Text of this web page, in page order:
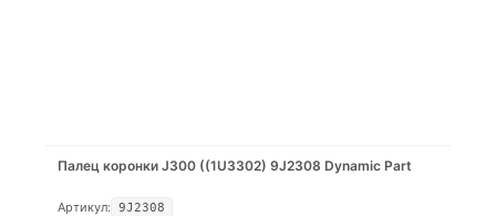
Палец коронки J300 ((1U3302) 9J2308 Dynamic Part
Артикул: 9J2308